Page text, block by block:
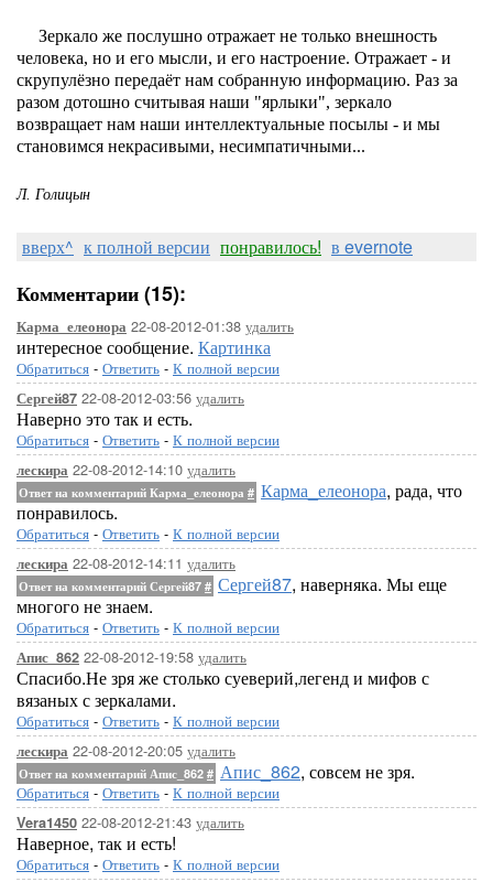
Зеркало же послушно отражает не только внешность
человека, но и его мысли, и его настроение. Отражает - и
скрупулёзно передаёт нам собранную информацию. Раз за
разом дотошно считывая наши "ярлыки", зеркало
возвращает нам наши интеллектуальные посылы - и мы
становимся некрасивыми, несимпатичными...
Л. Голицын
вверх^ к полной версии понравилось! в evernote
Комментарии (15):
Карма_елеонора 22-08-2012-01:38 удалить
интересное сообщение. Картинка
Обратиться - Ответить - К полной версии
Сергей87 22-08-2012-03:56 удалить
Наверно это так и есть.
Обратиться - Ответить - К полной версии
лескира 22-08-2012-14:10 удалить
Ответ на комментарий Карма_елеонора # Карма_елеонора, рада, что
понравилось.
Обратиться - Ответить - К полной версии
лескира 22-08-2012-14:11 удалить
Ответ на комментарий Сергей87 # Сергей87, наверняка. Мы еще
многого не знаем.
Обратиться - Ответить - К полной версии
Апис_862 22-08-2012-19:58 удалить
Спасибо.Не зря же столько суеверий,легенд и мифов с
вязаных с зеркалами.
Обратиться - Ответить - К полной версии
лескира 22-08-2012-20:05 удалить
Ответ на комментарий Апис_862 # Апис_862, совсем не зря.
Обратиться - Ответить - К полной версии
Vera1450 22-08-2012-21:43 удалить
Наверное, так и есть!
Обратиться - Ответить - К полной версии